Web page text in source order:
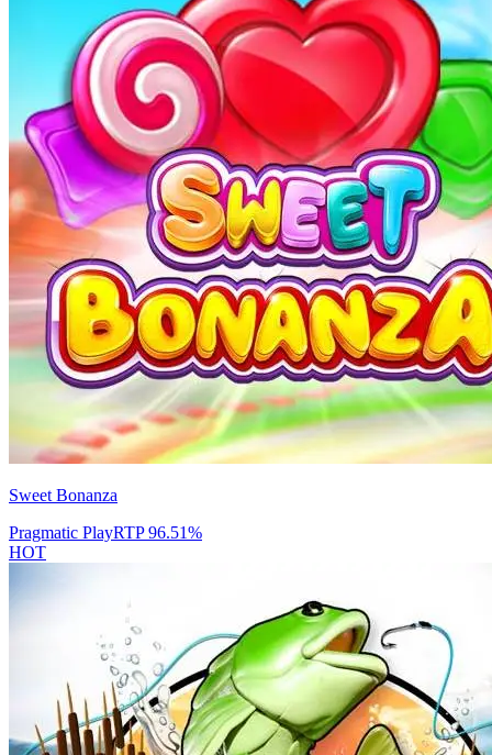
Sweet Bonanza
Pragmatic PlayRTP96.51%
HOT